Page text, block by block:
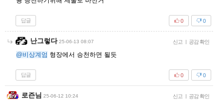
답글 0
0
난그렇다 25-06-13 08:07 신고 | 공감 확인
@비상계엄 형장에서 승천하면 될듯
답글 0
0
로즌님 25-06-12 10:24 신고 | 공감 확인